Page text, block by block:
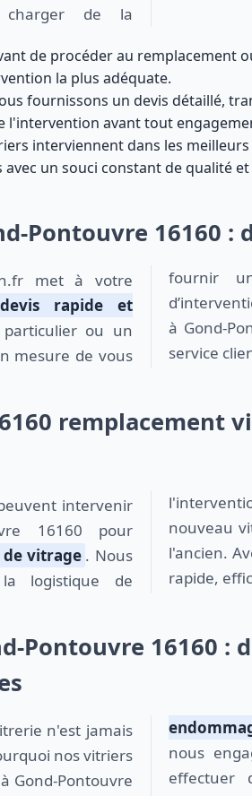
charger de la
de procéder au remplacement
la plus adéquate.
fournissons un devis détaillé,
l'intervention avant tout
interviennent dans les
un souci constant de qualité
Pontouvre 16160 :
devis rapide et
ou un
mesure de vous
fournir
à Gond-
service
remplacement
16160 pour
vitrage . Nous
logistique de
nouveau
l'ancien.
rapide,
Pontouvre 16160 :
nos vitriers
Gond-Pontouvre
nous
effectuer